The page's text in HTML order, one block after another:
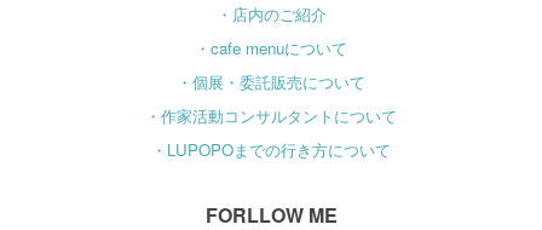
・店内のご紹介
・cafe menuについて
・個展・委託販売について
・作家活動コンサルタントについて
・LUPOPOまでの行き方について
FORLLOW ME